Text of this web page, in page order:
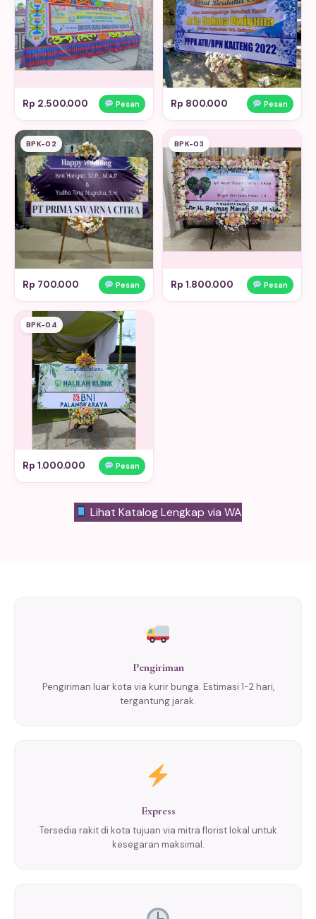
Rp 2.500.000 Pesan Rp 800.000 Pesan
BPK-02
Rp 700.000 Pesan
BPK-03
Rp 1.800.000 Pesan
BPK-04
Rp 1.000.000 Pesan
Lihat Katalog Lengkap via WA
Pengiriman
Pengiriman luar kota via kurir bunga. Estimasi 1-2 hari,
tergantung jarak.
Express
Tersedia rakit di kota tujuan via mitra florist lokal untuk
kesegaran maksimal.